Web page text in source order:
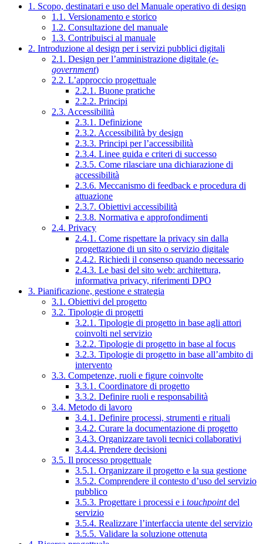
1. Scopo, destinatari e uso del Manuale operativo di design
1.1. Versionamento e storico
1.2. Consultazione del manuale
1.3. Contribuisci al manuale
2. Introduzione al design per i servizi pubblici digitali
2.1. Design per l’amministrazione digitale (e-
government)
2.2. L’approccio progettuale
2.2.1. Buone pratiche
2.2.2. Principi
2.3. Accessibilità
2.3.1. Definizione
2.3.2. Accessibilità by design
2.3.3. Principi per l’accessibilità
2.3.4. Linee guida e criteri di successo
2.3.5. Come rilasciare una dichiarazione di
accessibilità
2.3.6. Meccanismo di feedback e procedura di
attuazione
2.3.7. Obiettivi accessibilità
2.3.8. Normativa e approfondimenti
2.4. Privacy
2.4.1. Come rispettare la privacy sin dalla
progettazione di un sito o servizio digitale
2.4.2. Richiedi il consenso quando necessario
2.4.3. Le basi del sito web: architettura,
informativa privacy, riferimenti DPO
3. Pianificazione, gestione e strategia
3.1. Obiettivi del progetto
3.2. Tipologie di progetti
3.2.1. Tipologie di progetto in base agli attori
coinvolti nel servizio
3.2.2. Tipologie di progetto in base al focus
3.2.3. Tipologie di progetto in base all’ambito di
intervento
3.3. Competenze, ruoli e figure coinvolte
3.3.1. Coordinatore di progetto
3.3.2. Definire ruoli e responsabilità
3.4. Metodo di lavoro
3.4.1. Definire processi, strumenti e rituali
3.4.2. Curare la documentazione di progetto
3.4.3. Organizzare tavoli tecnici collaborativi
3.4.4. Prendere decisioni
3.5. Il processo progettuale
3.5.1. Organizzare il progetto e la sua gestione
3.5.2. Comprendere il contesto d’uso del servizio
pubblico
3.5.3. Progettare i processi e i touchpointdel
servizio
3.5.4. Realizzare l’interfaccia utente del servizio
3.5.5. Validare la soluzione ottenuta